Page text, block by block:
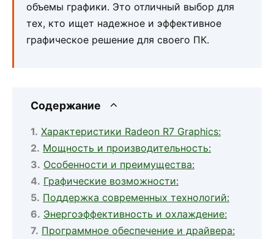
объемы графики. Это отличный выбор для
тех, кто ищет надежное и эффективное
графическое решение для своего ПК.
Содержание
Характеристики Radeon R7 Graphics:
Мощность и производительность:
Особенности и преимущества:
Графические возможности:
Поддержка современных технологий:
Энергоэффективность и охлаждение:
Программное обеспечение и драйвера: